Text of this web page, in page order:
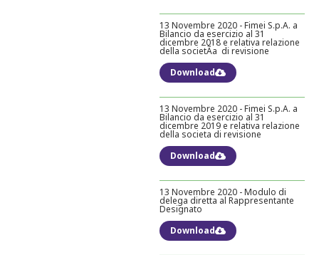
13 Novembre 2020 - Fimei S.p.A. a
Bilancio da esercizio al 31
dicembre 2018 e relativa relazione
della societÃa di revisione
Download
13 Novembre 2020 - Fimei S.p.A. a
Bilancio da esercizio al 31
dicembre 2019 e relativa relazione
della societa di revisione
Download
13 Novembre 2020 - Modulo di
delega diretta al Rappresentante
Designato
Download